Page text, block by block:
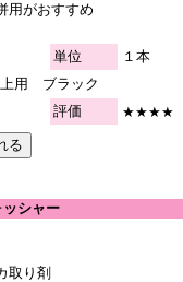
用がおすすめ
単位
１本
用 ブラック
評価
★★★★
シャー
取り剤